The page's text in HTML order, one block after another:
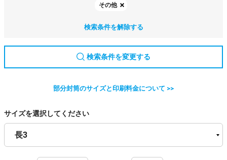
その他
検索条件を解除する
検索条件を変更する
部分封筒のサイズと印刷料金について >>
サイズを選択してください